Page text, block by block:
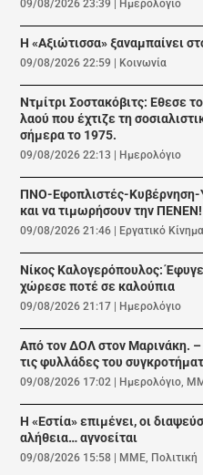
09/08/2026 23:39 Ημερολόγιο
Η «Αξιώτισσα» ξαναμπαίνει
09/08/2026 22:59 Κοινωνία
Ντμίτρι Σοστακόβιτς: Εθεσε
λαού που έχτιζε τη
σήμερα το 1975.
09/08/2026 22:13 Ημερολόγιο
ΠΝΟ-Εφοπλιστές-Κυβέρνηση-
και να τιμωρήσουν την ΠΕΝΕΝ!
09/08/2026 21:46 Εργατικό Κίνημα
Νίκος Καλογερόπουλος:
χώρεσε ποτέ σε καλούπια
09/08/2026 21:17 Ημερολόγιο
Από τον ΔΟΛ στον Μαρινάκη. –
τις φυλλάδες του
09/08/2026 17:02 Ημερολόγιο,
Η «Εστία» επιμένει, οι
αλήθεια… αγνοείται
09/08/2026 15:58 ΜΜΕ, Πολιτική